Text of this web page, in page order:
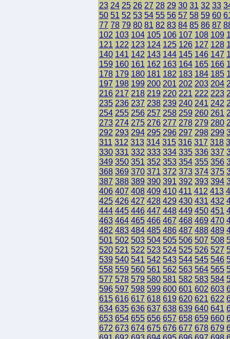
23 24 25 26 27 28 29 30 31 32 33
50 51 52 53 54 55 56 57 58 59 60
77 78 79 80 81 82 83 84 85 86 87
102 103 104 105 106 107 108 109
121 122 123 124 125 126 127 128
140 141 142 143 144 145 146 147
159 160 161 162 163 164 165 166
178 179 180 181 182 183 184 185
197 198 199 200 201 202 203 204
216 217 218 219 220 221 222 223
235 236 237 238 239 240 241 242
254 255 256 257 258 259 260 261
273 274 275 276 277 278 279 280
292 293 294 295 296 297 298 299
311 312 313 314 315 316 317 318
330 331 332 333 334 335 336 337
349 350 351 352 353 354 355 356
368 369 370 371 372 373 374 375
387 388 389 390 391 392 393 394
406 407 408 409 410 411 412 413
425 426 427 428 429 430 431 432
444 445 446 447 448 449 450 451
463 464 465 466 467 468 469 470
482 483 484 485 486 487 488 489
501 502 503 504 505 506 507 508
520 521 522 523 524 525 526 527
539 540 541 542 543 544 545 546
558 559 560 561 562 563 564 565
577 578 579 580 581 582 583 584
596 597 598 599 600 601 602 603
615 616 617 618 619 620 621 622
634 635 636 637 638 639 640 641
653 654 655 656 657 658 659 660
672 673 674 675 676 677 678 679